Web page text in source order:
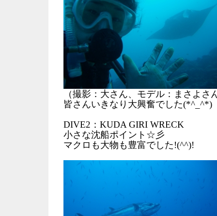
（撮影：大さん、モデル：まさよさ
皆さんいきなり大興奮でした(*^_^*)
DIVE2：KUDA GIRI WRECK
小さな沈船ポイント☆彡
マクロも大物も豊富でした!(^^)!